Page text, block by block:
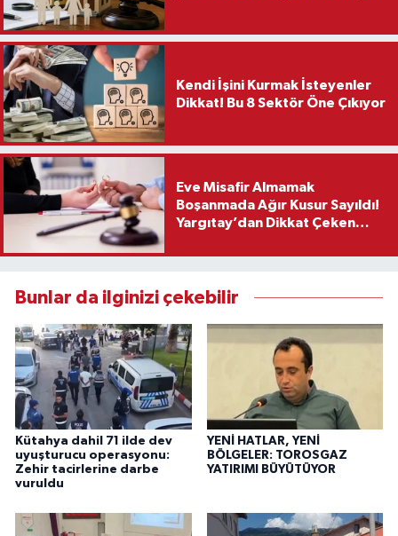
Kendi İşini Kurmak İsteyenler
Dikkat! Bu 8 Sektör Öne Çıkıyor
Eve Misafir Almamak
Boşanmada Ağır Kusur Sayıldı!
Yargıtay’dan Dikkat Çeken
Bunlar da ilginizi çekebilir
Kütahya dahil 71 ilde dev
uyuşturucu operasyonu:
Zehir tacirlerine darbe
vuruldu
YENİ HATLAR, YENİ
BÖLGELER: TOROSGAZ
YATIRIMI BÜYÜTÜYOR